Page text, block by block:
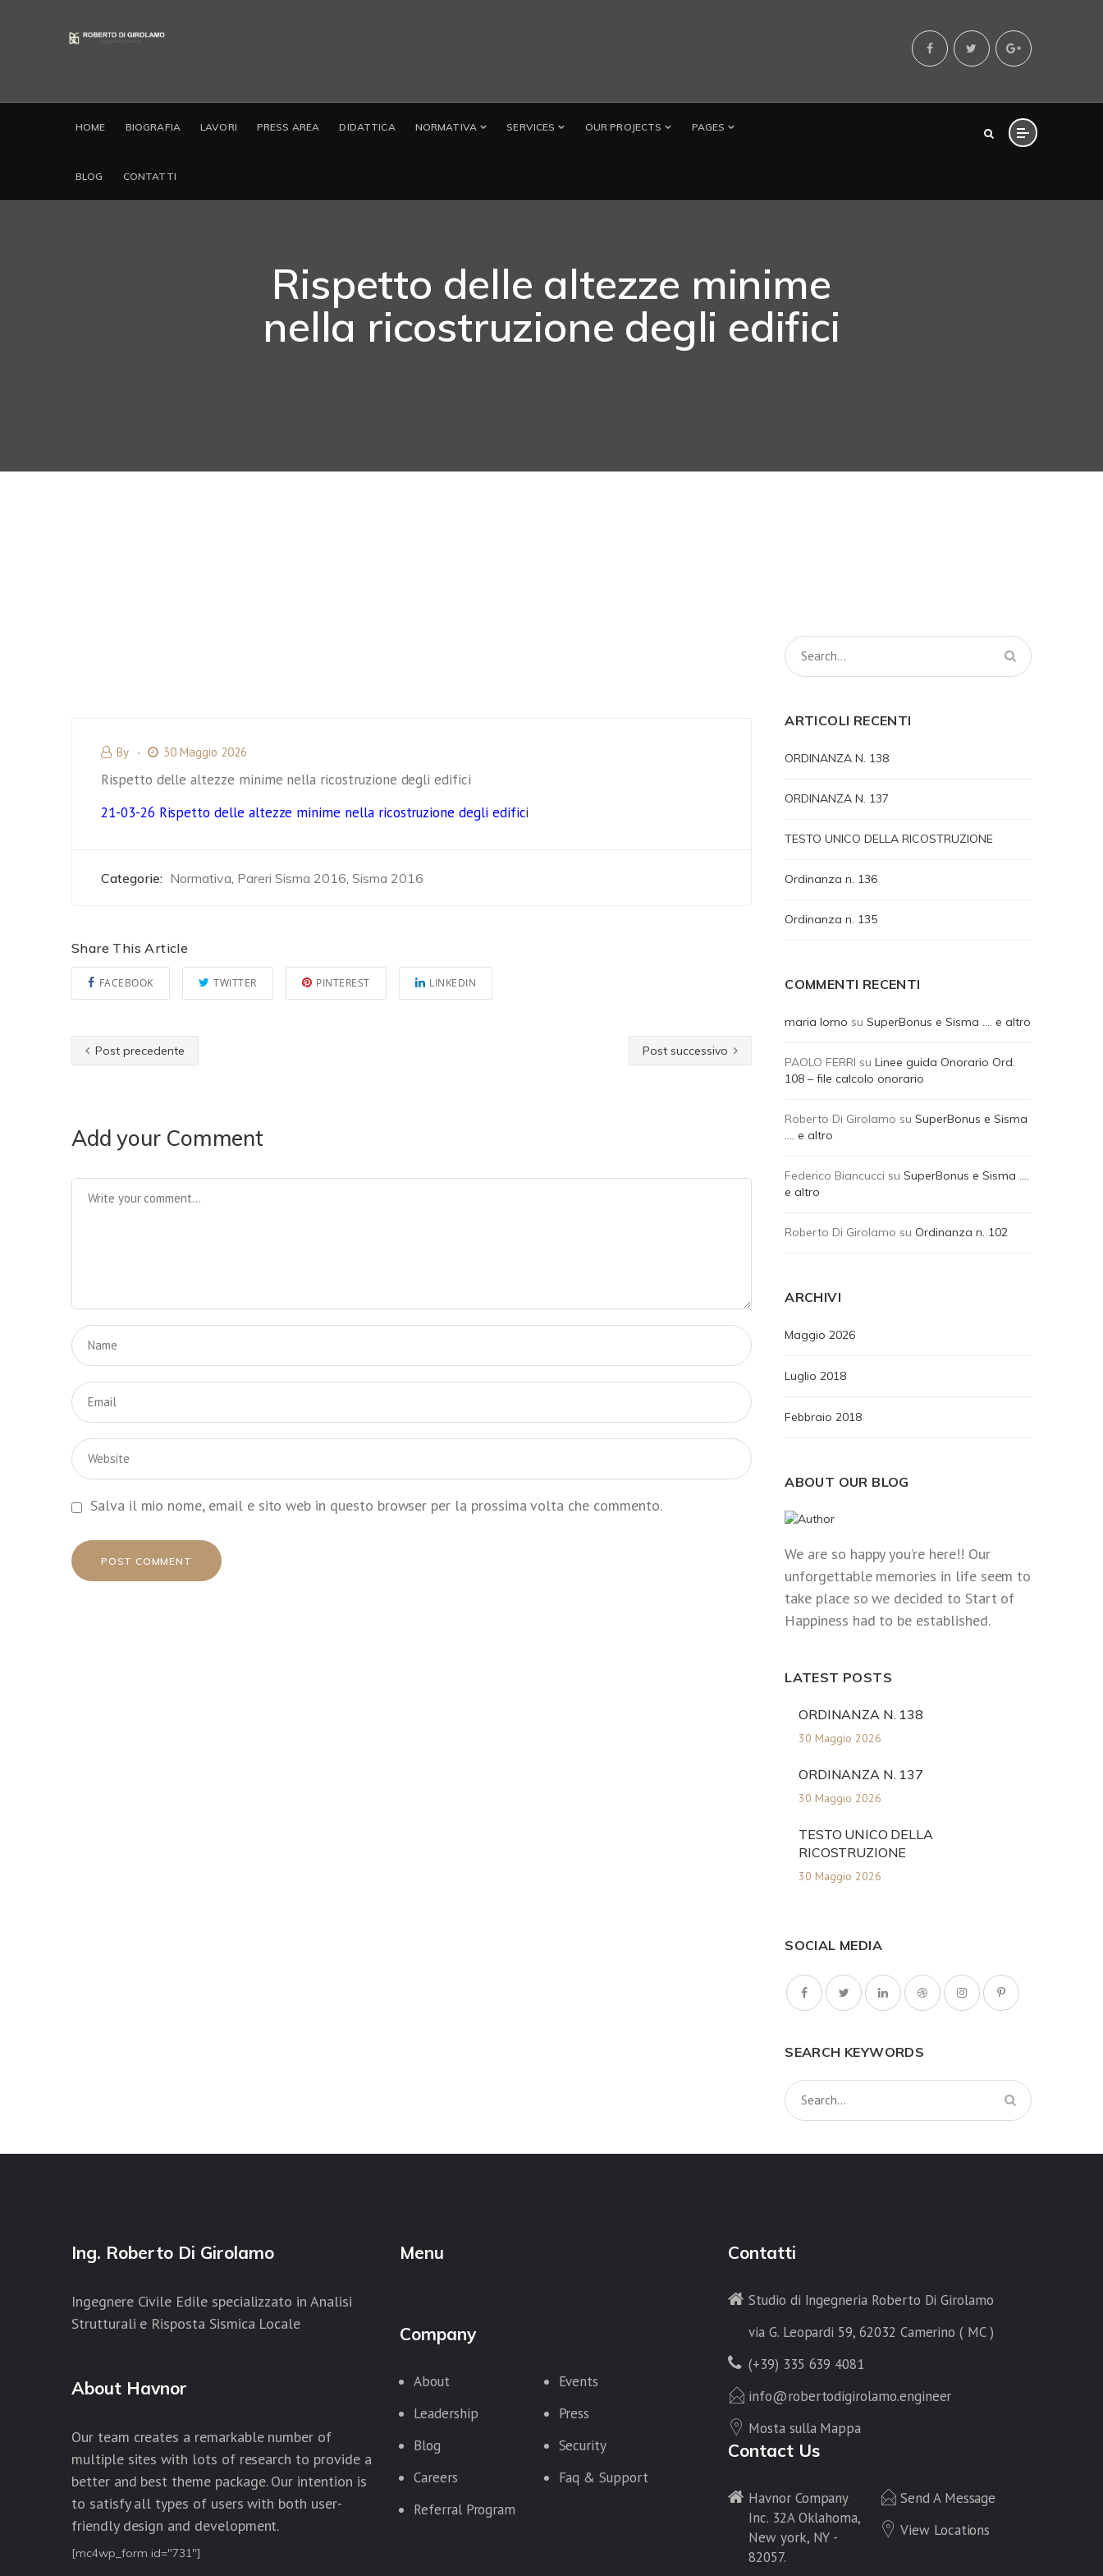
HOME BIOGRAFIA LAVORI PRESS AREA DIDATTICA NORMATIVA SERVICES OUR PROJECTS PAGES
BLOG CONTATTI
Rispetto delle altezze minime
nella ricostruzione degli edifici
By 30 Maggio 2026
Rispetto delle altezze minime nella ricostruzione degli edifici
21-03-26 Rispetto delle altezze minime nella ricostruzione degli edifici
Categorie: Normativa, Pareri Sisma 2016, Sisma 2016
Share This Article
FACEBOOK TWITTER PINTEREST LINKEDIN
Post precedente Post successivo
Add your Comment
Salva il mio nome, email e sito web in questo browser per la prossima volta che commento.
ARTICOLI RECENTI
ORDINANZA N. 138
ORDINANZA N. 137
TESTO UNICO DELLA RICOSTRUZIONE
Ordinanza n. 136
Ordinanza n. 135
COMMENTI RECENTI
maria lomo suSuperBonus e Sisma …. e altro
PAOLO FERRI suLinee guida Onorario Ord.
108 – file calcolo onorario
Roberto Di Girolamo suSuperBonus e Sisma
…. e altro
Federico Biancucci suSuperBonus e Sisma ….
e altro
Roberto Di Girolamo su Ordinanza n. 102
ARCHIVI
Maggio 2026
Luglio 2018
Febbraio 2018
ABOUT OUR BLOG
We are so happy you’re here!! Our
unforgettable memories in life seem to
take place so we decided to Start of
Happiness had to be established.
LATEST POSTS
ORDINANZA N. 138
30 Maggio 2026
ORDINANZA N. 137
30 Maggio 2026
TESTO UNICO DELLA
RICOSTRUZIONE
30 Maggio 2026
SOCIAL MEDIA
SEARCH KEYWORDS
Ing. Roberto Di Girolamo
Ingegnere Civile Edile specializzato in Analisi
Strutturali e Risposta Sismica Locale
About Havnor
Our team creates a remarkable number of
multiple sites with lots of research to provide a
better and best theme package. Our intention is
to satisfy all types of users with both user-
friendly design and development.
[mc4wp_form id="731"]
Menu
Company
About
Events
Leadership
Press
Blog
Security
Careers
Faq & Support
Referral Program
Contatti
Studio di Ingegneria Roberto Di Girolamo
via G. Leopardi 59, 62032 Camerino ( MC )
(+39) 335 639 4081
info@robertodigirolamo.engineer
Mosta sulla Mappa
Contact Us
Havnor Company
Inc. 32A Oklahoma,
New york, NY -
82057.
Send A Message
View Locations